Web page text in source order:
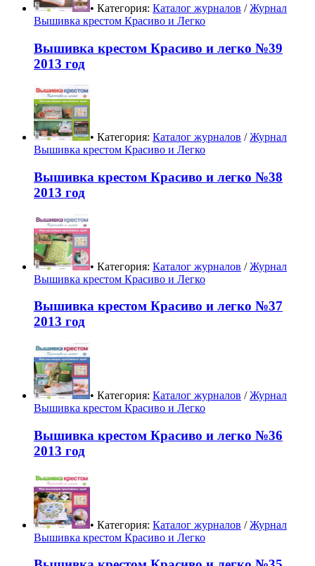
• Категория: Каталог журналов /Журнал
Вышивка крестом Красиво и Легко
Вышивка крестом Красиво и легко №39
2013 год
• Категория: Каталог журналов /Журнал
Вышивка крестом Красиво и Легко
Вышивка крестом Красиво и легко №38
2013 год
• Категория: Каталог журналов /Журнал
Вышивка крестом Красиво и Легко
Вышивка крестом Красиво и легко №37
2013 год
• Категория: Каталог журналов /Журнал
Вышивка крестом Красиво и Легко
Вышивка крестом Красиво и легко №36
2013 год
• Категория: Каталог журналов /Журнал
Вышивка крестом Красиво и Легко